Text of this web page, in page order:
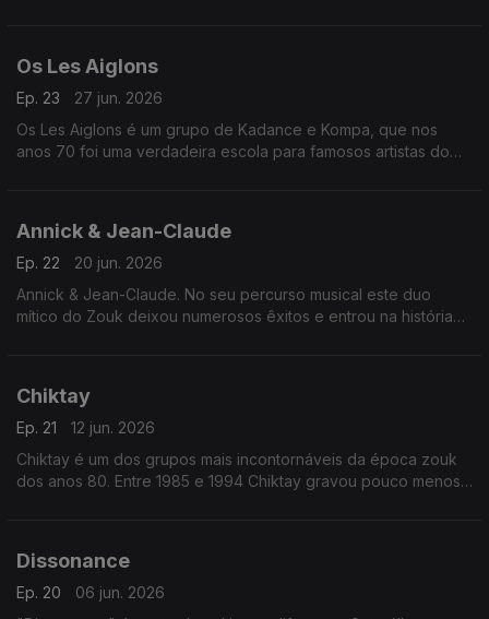
Os Les Aiglons
Ep. 23
27 jun. 2026
Os Les Aiglons é um grupo de Kadance e Kompa, que nos
anos 70 foi uma verdadeira escola para famosos artistas do
Annick & Jean-Claude
Ep. 22
20 jun. 2026
Annick & Jean-Claude. No seu percurso musical este duo
mítico do Zouk deixou numerosos êxitos e entrou na história
Chiktay
Ep. 21
12 jun. 2026
Chiktay é um dos grupos mais incontornáveis da época zouk
dos anos 80. Entre 1985 e 1994 Chiktay gravou pouco menos
Dissonance
Ep. 20
06 jun. 2026